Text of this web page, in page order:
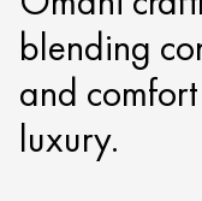
blending
and
luxury.